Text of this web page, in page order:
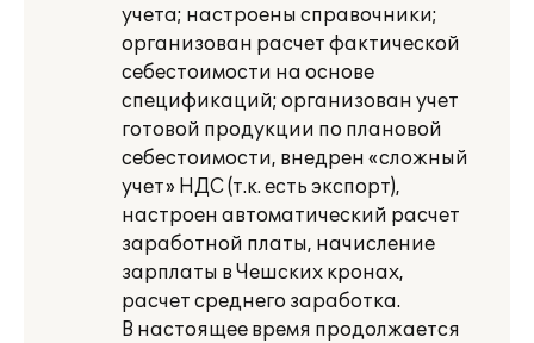
учета; настроены справочники;
организован расчет фактической
себестоимости на основе
спецификаций; организован учет
готовой продукции по плановой
себестоимости, внедрен «сложный
учет» НДС (т.к. есть экспорт),
настроен автоматический расчет
заработной платы, начисление
зарплаты в Чешских кронах,
расчет среднего заработка.
В настоящее время продолжается